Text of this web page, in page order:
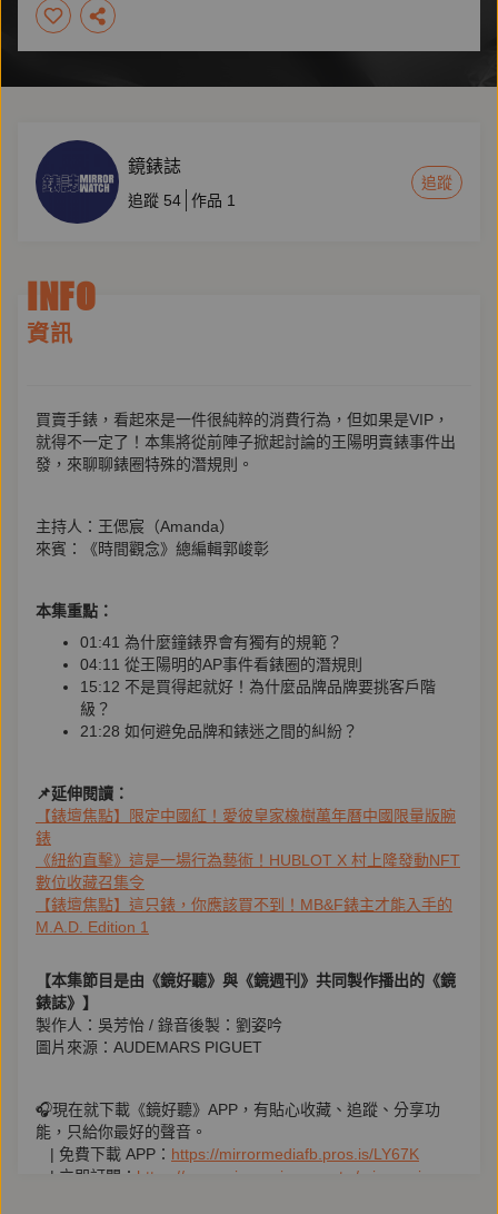
鏡錶誌
追蹤 54 作品 1
追蹤
INFO
資訊
買賣手錶，看起來是一件很純粹的消費行為，但如果是VIP，
就得不一定了！本集將從前陣子掀起討論的王陽明賣錶事件出
發，來聊聊錶圈特殊的潛規則。
主持人：王偲宸（Amanda）
來賓：《時間觀念》總編輯郭峻彰
本集重點：
01:41 為什麼鐘錶界會有獨有的規範？
04:11 從王陽明的AP事件看錶圈的潛規則
15:12 不是買得起就好！為什麼品牌品牌要挑客戶階
級？
21:28 如何避免品牌和錶迷之間的糾紛？
📌延伸閱讀：
【錶壇焦點】限定中國紅！愛彼皇家橡樹萬年曆中國限量版腕
錶
《紐約直擊》這是一場行為藝術！HUBLOT X 村上隆發動NFT
數位收藏召集令
【錶壇焦點】這只錶，你應該買不到！MB&F錶主才能入手的
M.A.D. Edition 1
【本集節目是由《鏡好聽》與《鏡週刊》共同製作播出的《鏡
錶誌》】
製作人：吳芳怡 / 錄音後製：劉姿吟
圖片來源：AUDEMARS PIGUET
🎧現在就下載《鏡好聽》APP，有貼心收藏、追蹤、分享功
能，只給你最好的聲音。
ㅤ| 免費下載 APP： https://mirrormediafb.pros.is/LY67K
ㅤ| 立即訂閱： https://www.mirrorvoice.com.tw/mirrorvoice-